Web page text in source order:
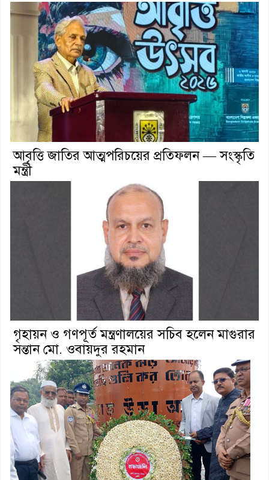
আবৃত্তি জাতির আত্মপরিচয়ের প্রতিফলন — সংস্কৃতি
মন্ত্রী
গৃহায়ন ও গণপূর্ত মন্ত্রণালয়ের সচিব হলেন মাগুরার
সন্তান মো. ওবায়দুর রহমান